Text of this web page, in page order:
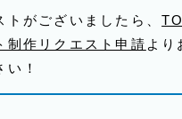
トがございましたら、
制作リクエスト申請 より
！